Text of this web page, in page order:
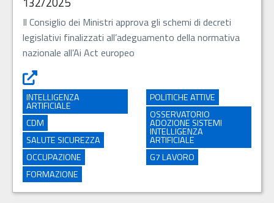
Il Consiglio dei Ministri approva gli schemi di decreti
legislativi finalizzati all’adeguamento della normativa
nazionale all’Ai Act europeo
Via libera al pacchetto attuativo della legge 132/2025 -
INTELLIGENZA
ARTIFICIALE
CDM
SALUTE SICUREZZA
OCCUPAZIONE
FORMAZIONE
POLITICHE ATTIVE
OSSERVATORIO
ADOZIONE SISTEMI
INTELLIGENZA
ARTIFICIALE
G7 LAVORO